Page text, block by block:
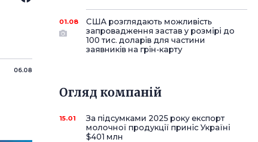
06.08
01.08
США розглядають можливість
запровадження застав у розмірі до
100 тис. доларів для частини
заявників на грін-карту
Огляд компаній
15.01
За підсумками 2025 року експорт
молочної продукції приніс Україні
$401 млн